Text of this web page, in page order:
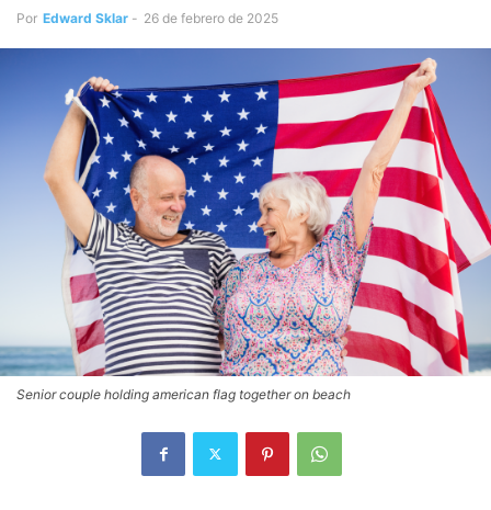
Por Edward Sklar - 26 de febrero de 2025
Senior couple holding american flag together on beach